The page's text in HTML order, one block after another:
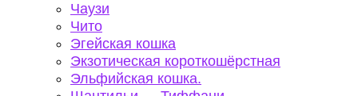
Чаузи
Чито
Эгейская кошка
Экзотическая короткошёрстная
Эльфийская кошка.